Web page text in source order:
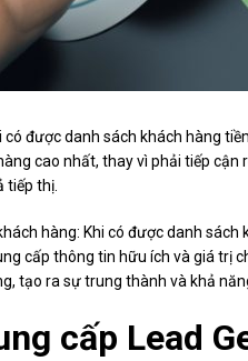
có được danh sách khách hàng
cao nhất, thay vì phải tiếp
tiếp thị.
hàng: Khi có được danh
cấp thông tin hữu ích và giá trị
tạo ra sự trung thành và khả
cấp Lead